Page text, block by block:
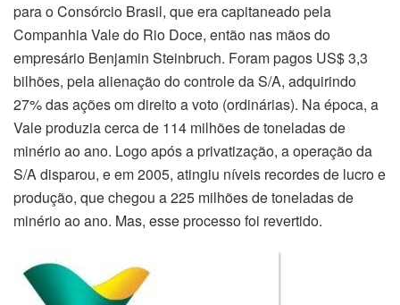
para o Consórcio Brasil, que era capitaneado pela
Companhia Vale do Rio Doce, então nas mãos do
empresário Benjamin Steinbruch. Foram pagos US$ 3,3
bilhões, pela alienação do controle da S/A, adquirindo
27% das ações om direito a voto (ordinárias). Na época, a
Vale produzia cerca de 114 milhões de toneladas de
minério ao ano. Logo após a privatização, a operação da
S/A disparou, e em 2005, atingiu níveis recordes de lucro e
produção, que chegou a 225 milhões de toneladas de
minério ao ano. Mas, esse processo foi revertido.